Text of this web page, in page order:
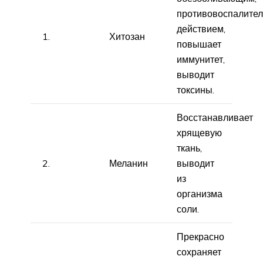
1. Хитозан
действием,
повышает
иммунитет,
выводит
токсины.
2. Меланин
Восстанавливает
хрящевую
ткань,
выводит
из
организма
соли.
Прекрасно
сохраняет